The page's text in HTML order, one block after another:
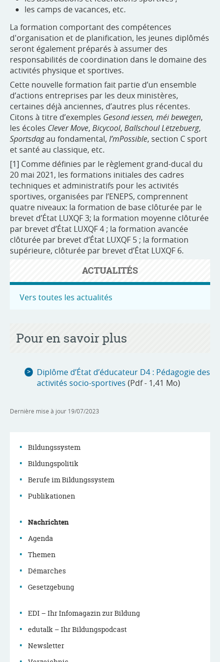
les camps de vacances, etc.
La formation comportant des compétences
d'organisation et de planification, les jeunes diplômés
seront également préparés à assumer des
responsabilités de coordination dans le domaine des
activités physique et sportives.
Cette nouvelle formation fait partie d’un ensemble
d’actions entreprises par les deux ministères,
certaines déjà anciennes, d’autres plus récentes.
Citons à titre d’exemples Gesond iessen, méi bewegen,
les écoles Clever Move, Bicycool, Ballschoul Lëtzebuerg,
Sportsdagau fondamental, I’mPossible, section C sport
et santé au classique, etc.
[1] Comme définies par le règlement grand-ducal du
20 mai 2021, les formations initiales des cadres
techniques et administratifs pour les activités
sportives, organisées par l’ENEPS, comprennent
quatre niveaux: la formation de base clôturée par le
brevet d’État LUXQF 3; la formation moyenne clôturée
par brevet d’État LUXQF 4 ; la formation avancée
clôturée par brevet d’État LUXQF 5 ; la formation
supérieure, clôturée par brevet d’État LUXQF 6.
ACTUALITÉS
Vers toutes les actualités
Pour en savoir plus
Diplôme d’État d’éducateur D4 : Pédagogie des
activités socio-sportives (Pdf - 1,41 Mo)
Dernière mise à jour 19/07/2023
Navigationsmenü
Bildungssystem
Bildungspolitik
Berufe im Bildungssystem
Publikationen
Nachrichten
Agenda
Themen
Démarches
Gesetzgebung
EDI – Ihr Infomagazin zur Bildung
edutalk – Ihr Bildungspodcast
Newsletter